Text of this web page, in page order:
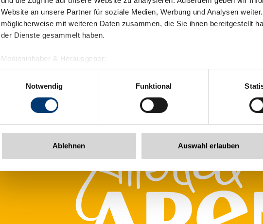
Website an unsere Partner für soziale Medien, Werbung und Analysen
möglicherweise mit weiteren Daten zusammen, die Sie ihnen bereitgestellt
der Dienste gesammelt haben.
Medieninhaber & Herausgeber:
Zeller Bergbahnen Zillertal GmbH & Co KG
Rohr 23// A-6280 Zell am Ziller
www.zillertalarena.com
Notwendig
Funktional
Ablehnen Auswahl erlauben